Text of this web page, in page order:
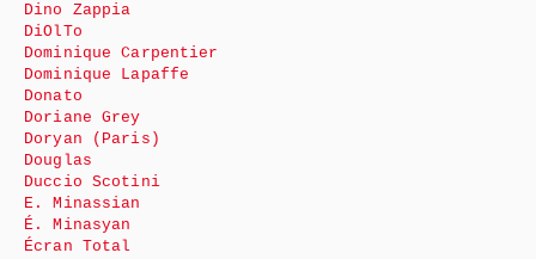
Dino Zappia
DiOlTo
Dominique Carpentier
Dominique Lapaffe
Donato
Doriane Grey
Doryan (Paris)
Douglas
Duccio Scotini
E. Minassian
É. Minasyan
Écran Total